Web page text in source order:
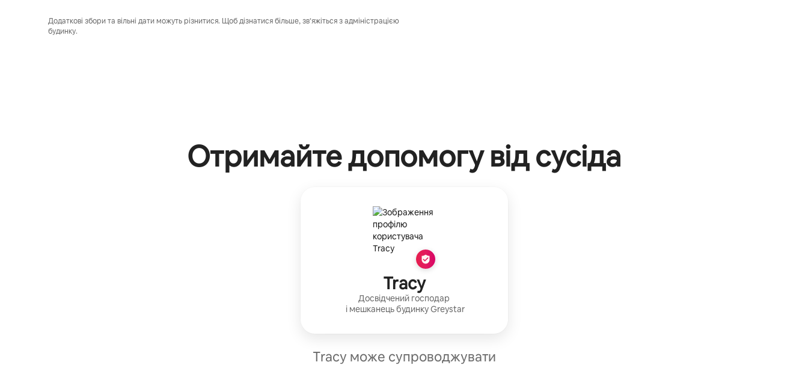
Додаткові збори та вільні дати можуть різнитися. Щоб дізнатися більше, зв’яжіться з адміністрацією
будинку.
Отримайте допомогу від сусіда
Tracy
Досвідчений господар
і мешканець будинкуGreystar
Tracy може супроводжувати